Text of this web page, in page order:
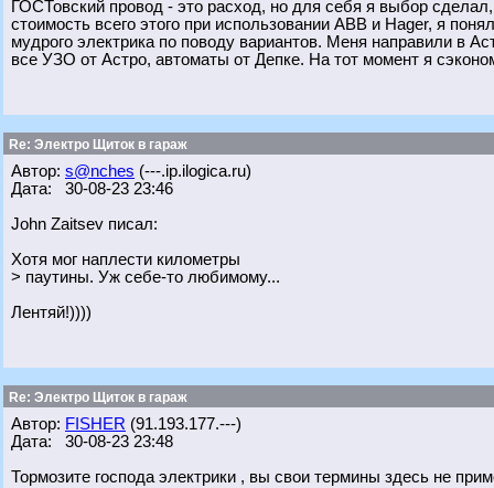
ГОСТовский провод - это расход, но для себя я выбор
стоимость всего этого при использовании АВВ и Hager, я
мудрого электрика по поводу вариантов. Меня направили в
все УЗО от Астро, автоматы от Депке. На тот момент я
Re: Электро Щиток в гараж
Автор: s@nches (---.ip.ilogica.ru)
Дата: 30-08-23 23:46
John Zaitsev писал:
Хотя мог наплести километры
> паутины. Уж себе-то любимому...
Лентяй!))))
Re: Электро Щиток в гараж
Автор: FISHER (91.193.177.---)
Дата: 30-08-23 23:48
Тормозите господа электрики , вы свои термины здесь не